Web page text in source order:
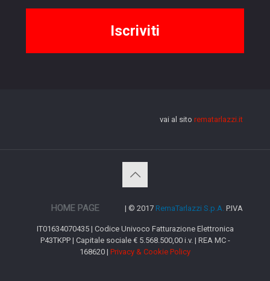
vai al sito rematarlazzi.it
HOME PAGE | © 2017 RemaTarlazzi S.p.A. P.IVA
IT01634070435 | Codice Univoco Fatturazione Elettronica
P43TKPP | Capitale sociale € 5.568.500,00 i.v. | REA MC -
168620 | Privacy & Cookie Policy